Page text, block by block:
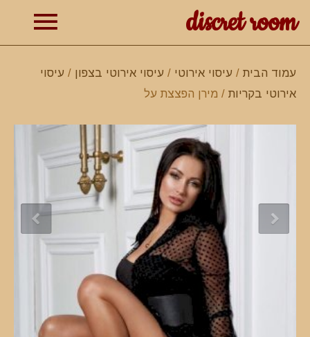
discret room
עמוד הבית / עיסוי אירוטי / עיסוי אירוטי בצפון / עיסוי
אירוטי בקריות / מירן הפצצת על